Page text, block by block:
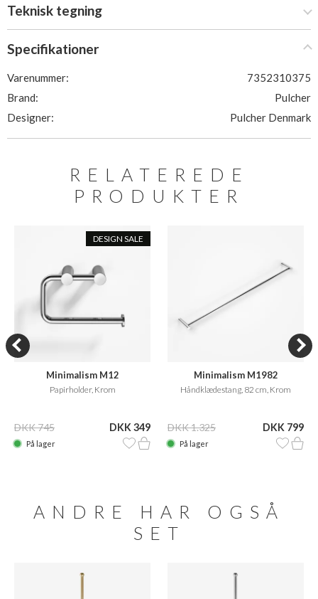
Teknisk tegning
Specifikationer
Varenummer:
7352310375
Brand:
Pulcher
Designer:
Pulcher Denmark
RELATEREDE
PRODUKTER
DESIGN SALE
Minimalism M12
Papirholder, Krom
DKK 745 DKK 349
På lager
Minimalism M1982
Håndklædestang, 82 cm, Krom
DKK 1.325 DKK 799
På lager
ANDRE HAR OGSÅ
SET